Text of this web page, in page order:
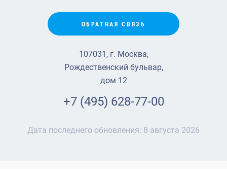
ОБРАТНАЯ СВЯЗЬ
107031, г. Москва,
Рождественский бульвар,
дом 12
+7 (495) 628-77-00
Дата последнего обновления: 8 августа 2026